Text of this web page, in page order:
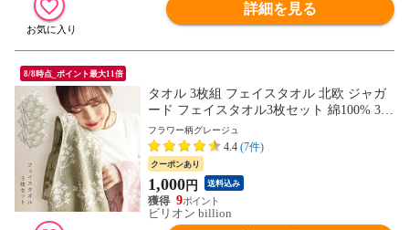
詳細を見る
8/8時点_ポイント最大11倍
タオル 3枚組 フェイスタオル 北欧 ジャガ
ード フェイスタオル3枚セット 綿100% 34×
84cm 【フラワー柄 グレージュ】
フラワー柄グレージュ
4.4 (7件)
クーポンあり
1,000円 送料込み
9
ビリオン billion